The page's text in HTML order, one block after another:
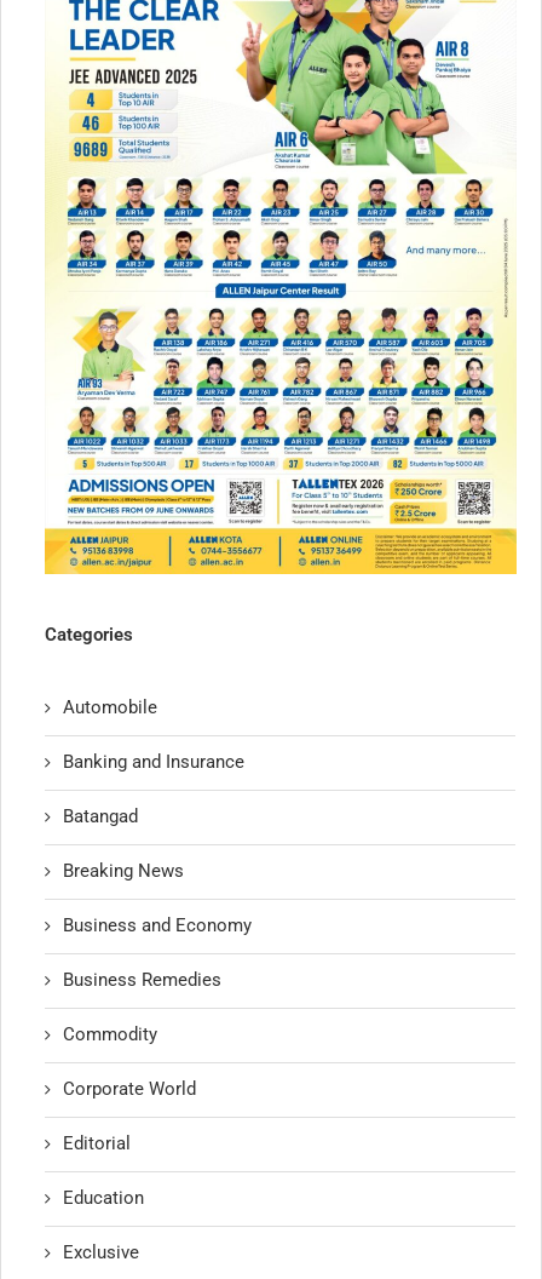
Categories
Automobile
Banking and Insurance
Batangad
Breaking News
Business and Economy
Business Remedies
Commodity
Corporate World
Editorial
Education
Exclusive